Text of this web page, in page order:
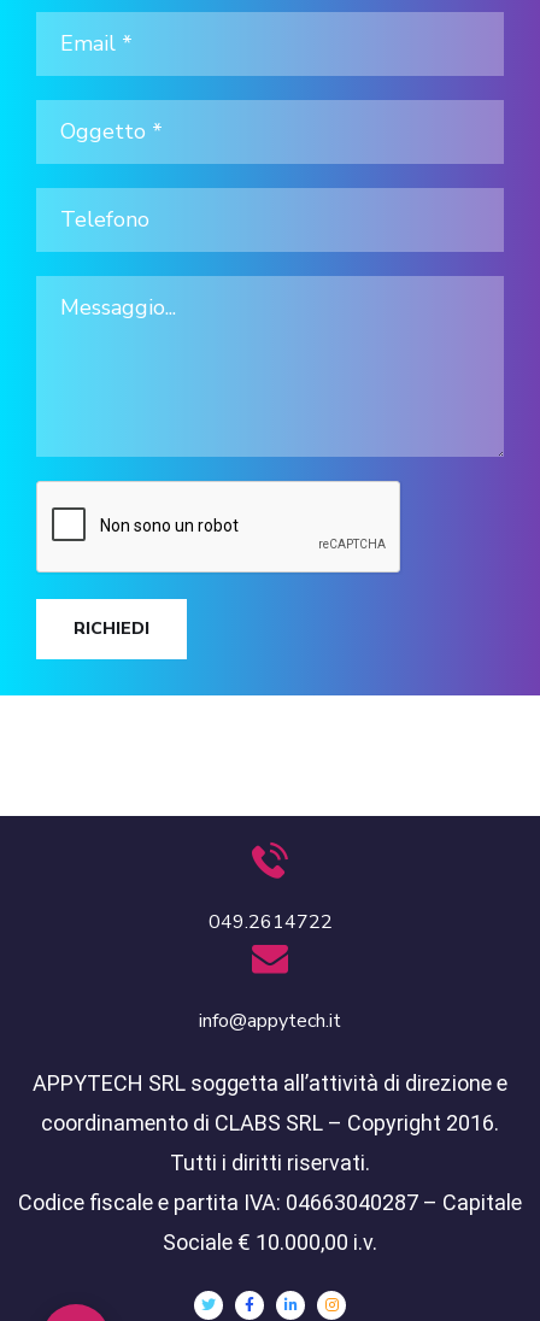
RICHIEDI
049.2614722
info@appytech.it
APPYTECH SRL soggetta all’attività di direzione e
coordinamento di CLABS SRL – Copyright 2016.
Tutti i diritti riservati.
Codice fiscale e partita IVA: 04663040287 – Capitale
Sociale € 10.000,00 i.v.